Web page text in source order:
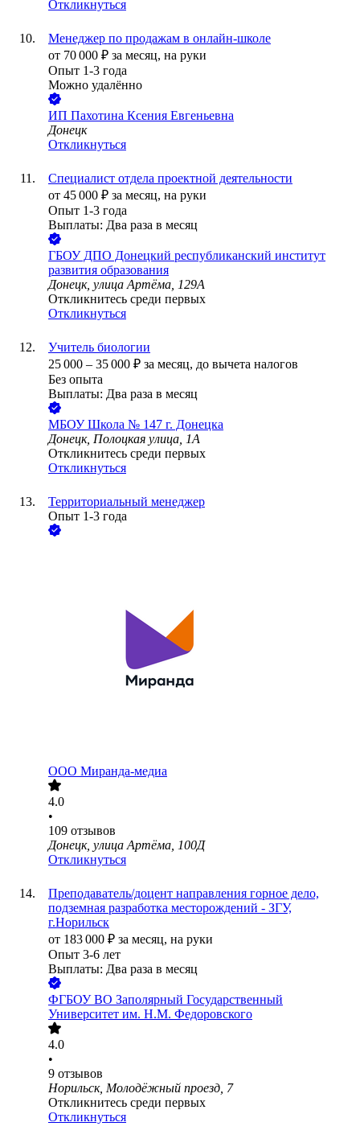
Откликнуться
Менеджер по продажам в онлайн-школе
от 70 000 ₽ за месяц, на руки
Опыт 1-3 года
Можно удалённо
ИП Пахотина Ксения Евгеньевна
Донецк
Откликнуться
Специалист отдела проектной деятельности
от 45 000 ₽ за месяц, на руки
Опыт 1-3 года
Выплаты: Два раза в месяц
ГБОУ ДПО Донецкий республиканский институт
развития образования
Донецк, улица Артёма, 129А
Откликнитесь среди первых
Откликнуться
Учитель биологии
25 000 – 35 000 ₽ за месяц, до вычета налогов
Без опыта
Выплаты: Два раза в месяц
МБОУ Школа № 147 г. Донецка
Донецк, Полоцкая улица, 1А
Откликнитесь среди первых
Откликнуться
Территориальный менеджер
Опыт 1-3 года
ООО Миранда-медиа
4.0
•
109 отзывов
Донецк, улица Артёма, 100Д
Откликнуться
Преподаватель/доцент направления горное дело,
подземная разработка месторождений - ЗГУ,
г.Норильск
от 183 000 ₽ за месяц, на руки
Опыт 3-6 лет
Выплаты: Два раза в месяц
ФГБОУ ВО Заполярный Государственный
Университет им. Н.М. Федоровского
4.0
•
9 отзывов
Норильск, Молодёжный проезд, 7
Откликнитесь среди первых
Откликнуться